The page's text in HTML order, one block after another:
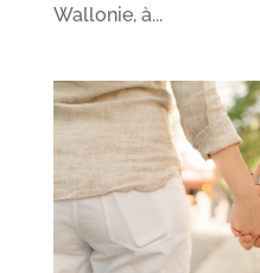
Wallonie, à...